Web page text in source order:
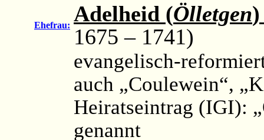
Ehefrau: Adelheid (Ölletgen
1675 – 1741)
evangelisch-
auch „Coulewein“,
Heiratseintrag (IGI):
genannt